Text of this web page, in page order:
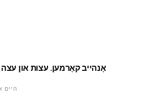
אָנהייב קאָרמען. עצות און עצה
היים